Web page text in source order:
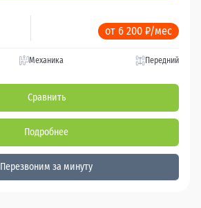
от 6 200 ₽/мес
Механика Передний
Сравнить
Подробнее
Перезвоним за минуту